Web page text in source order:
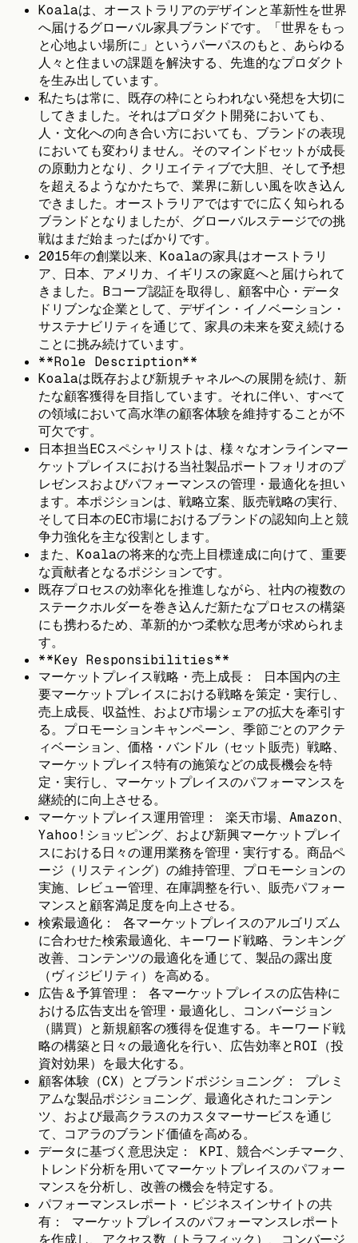
Koalaは、オーストラリアのデザインと革新性を世界
へ届けるグローバル家具ブランドです。「世界をもっ
と心地よい場所に」というパーパスのもと、あらゆる
人々と住まいの課題を解決する、先進的なプロダクト
を生み出しています。
私たちは常に、既存の枠にとらわれない発想を大切に
してきました。それはプロダクト開発においても、
人・文化への向き合い方においても、ブランドの表現
においても変わりません。そのマインドセットが成長
の原動力となり、クリエイティブで大胆、そして予想
を超えるようなかたちで、業界に新しい風を吹き込ん
できました。オーストラリアではすでに広く知られる
ブランドとなりましたが、グローバルステージでの挑
戦はまだ始まったばかりです。
2015年の創業以来、Koalaの家具はオーストラリ
ア、日本、アメリカ、イギリスの家庭へと届けられて
きました。Bコープ認証を取得し、顧客中心・データ
ドリブンな企業として、デザイン・イノベーション・
サステナビリティを通じて、家具の未来を変え続ける
ことに挑み続けています。
**Role Description**
Koalaは既存および新規チャネルへの展開を続け、新
たな顧客獲得を目指しています。それに伴い、すべて
の領域において高水準の顧客体験を維持することが不
可欠です。
日本担当ECスペシャリストは、様々なオンラインマー
ケットプレイスにおける当社製品ポートフォリオのプ
レゼンスおよびパフォーマンスの管理・最適化を担い
ます。本ポジションは、戦略立案、販売戦略の実行、
そして日本のEC市場におけるブランドの認知向上と競
争力強化を主な役割とします。
また、Koalaの将来的な売上目標達成に向けて、重要
な貢献者となるポジションです。
既存プロセスの効率化を推進しながら、社内の複数の
ステークホルダーを巻き込んだ新たなプロセスの構築
にも携わるため、革新的かつ柔軟な思考が求められま
す。
**Key Responsibilities**
マーケットプレイス戦略・売上成長： 日本国内の主
要マーケットプレイスにおける戦略を策定・実行し、
売上成長、収益性、および市場シェアの拡大を牽引す
る。プロモーションキャンペーン、季節ごとのアクテ
ィベーション、価格・バンドル（セット販売）戦略、
マーケットプレイス特有の施策などの成長機会を特
定・実行し、マーケットプレイスのパフォーマンスを
継続的に向上させる。
マーケットプレイス運用管理： 楽天市場、Amazon、
Yahoo!ショッピング、および新興マーケットプレイ
スにおける日々の運用業務を管理・実行する。商品ペ
ージ（リスティング）の維持管理、プロモーションの
実施、レビュー管理、在庫調整を行い、販売パフォー
マンスと顧客満足度を向上させる。
検索最適化： 各マーケットプレイスのアルゴリズム
に合わせた検索最適化、キーワード戦略、ランキング
改善、コンテンツの最適化を通じて、製品の露出度
（ヴィジビリティ）を高める。
広告＆予算管理： 各マーケットプレイスの広告枠に
おける広告支出を管理・最適化し、コンバージョン
（購買）と新規顧客の獲得を促進する。キーワード戦
略の構築と日々の最適化を行い、広告効率とROI（投
資対効果）を最大化する。
顧客体験（CX）とブランドポジショニング： プレミ
アムな製品ポジショニング、最適化されたコンテン
ツ、および最高クラスのカスタマーサービスを通じ
て、コアラのブランド価値を高める。
データに基づく意思決定： KPI、競合ベンチマーク、
トレンド分析を用いてマーケットプレイスのパフォー
マンスを分析し、改善の機会を特定する。
パフォーマンスレポート・ビジネスインサイトの共
有： マーケットプレイスのパフォーマンスレポート
を作成し、アクセス数（トラフィック）、コンバージ